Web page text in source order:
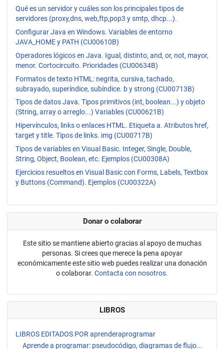
Qué es un servidor y cuáles son los principales tipos de
servidores (proxy,dns, web,ftp,pop3 y smtp, dhcp...).
Configurar Java en Windows. Variables de entorno
JAVA_HOME y PATH (CU00610B)
Operadores lógicos en Java. Igual, distinto, and, or, not, mayor,
menor. Cortocircuito. Prioridades (CU00634B)
Formatos de texto HTML: negrita, cursiva, tachado,
subrayado, superíndice, subíndice. b y strong (CU00713B)
Tipos de datos Java. Tipos primitivos (int, boolean...) y objeto
(String, array o arreglo...) Variables (CU00621B)
Hipervínculos, links o enlaces HTML. Etiqueta a. Atributos href,
target y title. Tipos de links. img (CU00717B)
Tipos de variables en Visual Basic. Integer, Single, Double,
String, Object, Boolean, etc. Ejemplos (CU00308A)
Ejercicios resueltos en Visual Basic con Forms, Labels, Textbox
y Buttons (Command). Ejemplos (CU00322A)
Donar o colaborar
Este sitio se mantiene abierto gracias al apoyo de muchas
personas. Si crees que merece la pena apoyar
económicamente este sitio web puedes realizar una donación
o colaborar. Contacta con nosotros.
LIBROS
LIBROS EDITADOS POR aprenderaprogramar
Aprende a programar: pseudocódigo, diagramas de flujo...